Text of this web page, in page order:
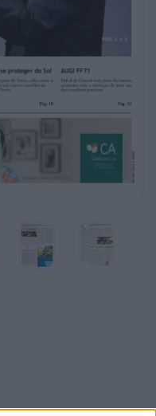
no dia
caminhos
Junta de Freguesia da
como se
do
mais um